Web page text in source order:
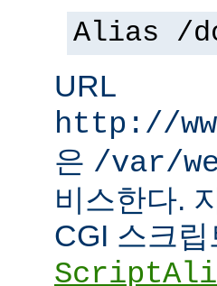
Alias /
URL
http://
은 /var/
비스한다.
CGI 스크